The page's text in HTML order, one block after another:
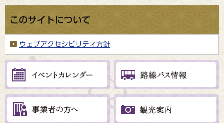
このサイトについて
ウェブアクセシビリティ方針